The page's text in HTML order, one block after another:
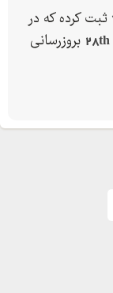
میان هزینه
تماس بگیرید .
نظارت تصویری و
ثبت کرده که در
بروزرسانی